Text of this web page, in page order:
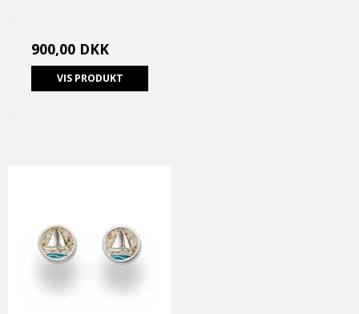
900,00 DKK
VIS PRODUKT